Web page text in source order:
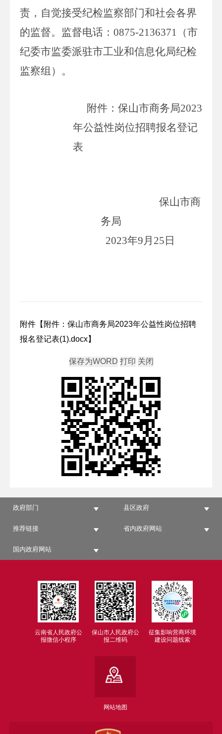
责，自觉接受纪检监察部门和社会各界
的监督。监督电话： 0875-2136371 （市
纪委市监委派驻市工业和信息化局纪检
监察组）。
附件： 保山市商务局2023
年公益性岗位招聘报名登记
表
保山市商
务局
2023年9月 25 日
附件【 附件：保山市商务局2023年公益性岗位招聘
报名登记表(1).docx】
政府部门 县区政府
推荐链接 省内政府网站
国内政府网站
云南省人民政府公
报微信小程序
保山市人民政府公
报二维码
征集影响营商环境
建设问题线索
网站地图